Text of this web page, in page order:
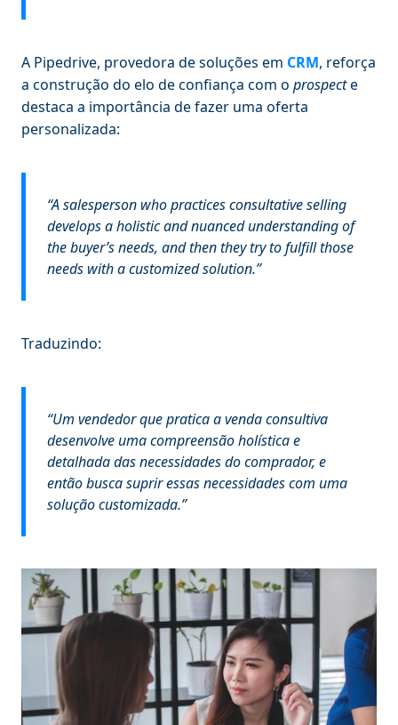
A Pipedrive, provedora de soluções em CRM, reforça
a construção do elo de confiança com o prospecte
destaca a importância de fazer uma oferta
personalizada:
“A salesperson who practices consultative selling
develops a holistic and nuanced understanding of
the buyer’s needs, and then they try to fulfill those
needs with a customized solution.”
Traduzindo:
“Um vendedor que pratica a venda consultiva
desenvolve uma compreensão holística e
detalhada das necessidades do comprador, e
então busca suprir essas necessidades com uma
solução customizada.”